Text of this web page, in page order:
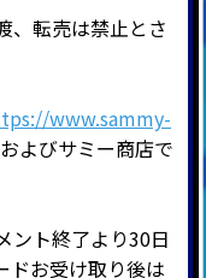
、転売は禁止とさ
www.sammy-
よびサミー商店で
ント終了より30日
ドお受け取り後は